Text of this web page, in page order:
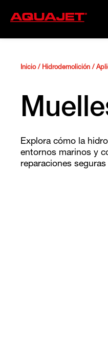
Inicio/ Hidrodemolición /
Explora cómo la
entornos marinos y
reparaciones